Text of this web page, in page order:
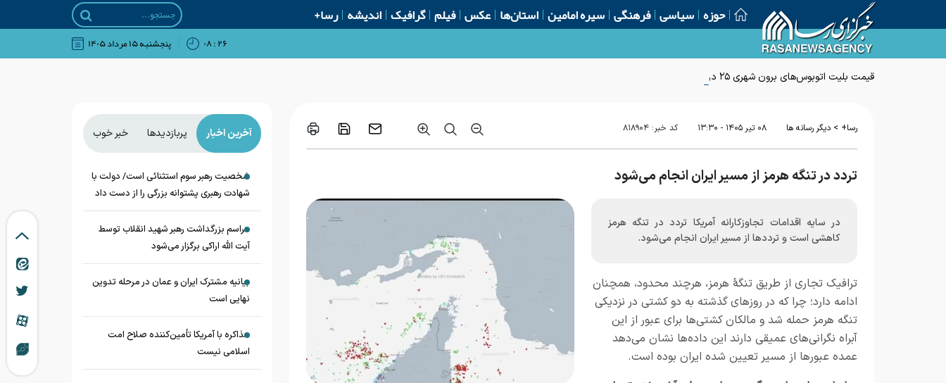
حوزه سیاسی فرهنگی سیره امامین استان‌ها عکس فیلم گرافیک اندیشه رسا+
۲۶ : ۰۸ پنجشنبه ۱۵ مرداد ۱۴۰۵
قیمت بلیت اتوبوس‌های برون شهری ۲۵ درصد افزایش یافت
رسا+ > دیگر رسانه ها ۰۸ تير ۱۴۰۵ - ۱۳:۳۰ کد خبر: ۸۱۸۹۰۴
تردد در تنگه هرمز از مسیر ایران انجام می‌شود
در سایه اقدامات تجاوزکارانه آمریکا تردد در تنگه هرمز
کاهشی است و تردد‌ها از مسیر ایران انجام می‌شود.
ترافیک تجاری از طریق تنگهٔ هرمز، هرچند محدود، همچنان
ادامه دارد؛ چرا که در روز‌های گذشته به دو کشتی در نزدیکی
تنگه هرمز حمله شد و مالکان کشتی‌ها برای عبور از این
آبراه نگرانی‌های عمیقی دارند این داده‌ها نشان می‌دهد
عمده عبور‌ها از مسیر تعیین شده ایران بوده است.
آخرین اخبار پربازدیدها خبر خوب
شخصیت رهبر سوم استثنائی است/ دولت با
شهادت رهبری پشتوانه بزرگی را از دست داد
مراسم بزرگداشت رهبر شهید انقلاب توسط
آیت الله اراکی برگزار می‌شود
بیانیه مشترک ایران و عمان در مرحله تدوین
نهایی است
مذاکره با آمریکا تأمین‌کننده صلاح امت
اسلامی نیست